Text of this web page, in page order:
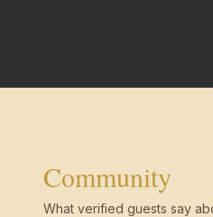
Community
What verified guests say